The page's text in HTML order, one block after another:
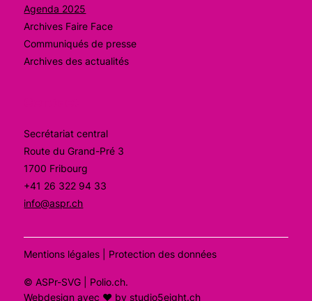
Agenda 2025
Archives Faire Face
Communiqués de presse
Archives des actualités
Secrétariat central
Route du Grand-Pré 3
1700 Fribourg
+41 26 322 94 33
info@aspr.ch
Mentions légales Protection des données
© ASPr-SVG | Polio.ch.
Webdesign avec ❤ by studio5eight.ch